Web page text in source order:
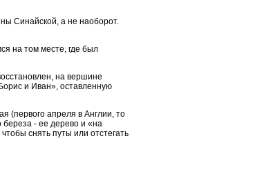
Синайской, а не наоборот.
на том месте, где был
на вершине
и Иван», оставленную
(первого апреля в Англии, то
береза - ее дерево и «на
снять путы или отстегать